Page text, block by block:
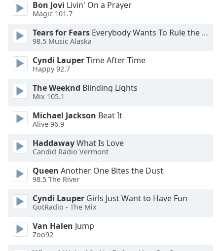
Style
Font
Family
Done
Close
Dialog
dialog
window.
Bon Jovi Livin' On a Prayer
Magic 101.7
Tears for Fears Everybody Wants To Rule the World
98.5 Music Alaska
Cyndi LauperTime After Time
Happy 92.7
The Weeknd Blinding Lights
Mix 105.1
Michael Jackson Beat It
Alive 96.9
HaddawayWhat Is Love
Candid Radio Vermont
Queen Another One Bites the Dust
98.5 The River
Cyndi Lauper Girls Just Want to Have Fun
GotRadio - The Mix
Van Halen Jump
Zoo92